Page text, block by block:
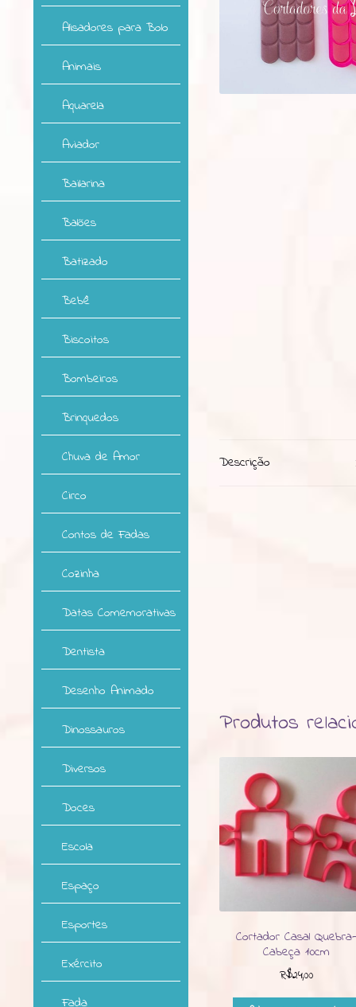
Descrição
Produtos
Cortador Casal
Cabeça 10cm
R$24,00
Alisadores para Bolo
Animais
Aquarela
Aviador
Bailarina
Balões
Batizado
Bebê
Biscoitos
Bombeiros
Brinquedos
Chuva de Amor
Circo
Contos de Fadas
Cozinha
Datas Comemorativas
Dentista
Desenho Animado
Dinossauros
Diversos
Doces
Escola
Espaço
Esportes
Exército
Fada